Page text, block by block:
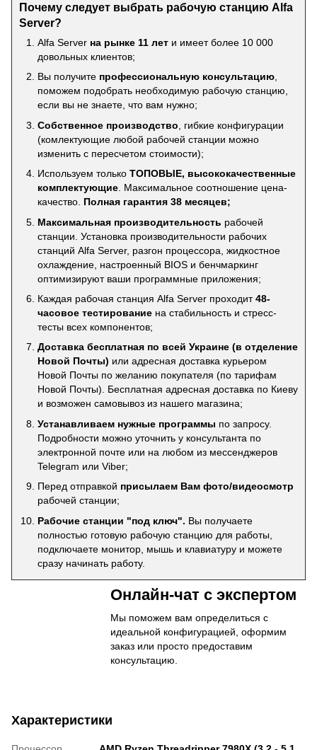
Почему следует выбрать рабочую станцию Alfa
Server?
Alfa Server на рынке 11 лет и имеет более 10 000
довольных клиентов;
Вы получите профессиональную консультацию,
поможем подобрать необходимую рабочую станцию,
если вы не знаете, что вам нужно;
Собственное производство , гибкие конфигурации
(комлектующие любой рабочей станции можно
изменить с пересчетом стоимости);
Используем только ТОПОВЫЕ, высококачественные
комплектующие . Максимальное соотношение цена-
качество. Полная гарантия 38 месяцев;
Максимальная производительность рабочей
станции. Установка производительности рабочих
станций Alfa Server, разгон процессора, жидкостное
охлаждение, настроенный BIOS и бенчмаркинг
оптимизируют ваши программные приложения;
Каждая рабочая станция Alfa Server проходит48-
часовое тестирование на стабильность и стресс-
тесты всех компонентов;
Доставка бесплатная по всей Украине (в отделение
Новой Почты) или адресная доставка курьером
Новой Почты по желанию покупателя (по тарифам
Новой Почты). Бесплатная адресная доставка по Киеву
и возможен самовывоз из нашего магазина;
Устанавливаем нужные программы по запросу.
Подробности можно уточнить у консультанта по
электронной почте или на любом из мессенджеров
Telegram или Viber;
Перед отправкой присылаем Вам фото/видеосмотр
рабочей станции;
Рабочие станции "под ключ". Вы получаете
полностью готовую рабочую станцию для работы,
подключаете монитор, мышь и клавиатуру и можете
сразу начинать работу.
Онлайн-чат с экспертом
Мы поможем вам определиться с
идеальной конфигурацией, оформим
заказ или просто предоставим
консультацию.
Характеристики